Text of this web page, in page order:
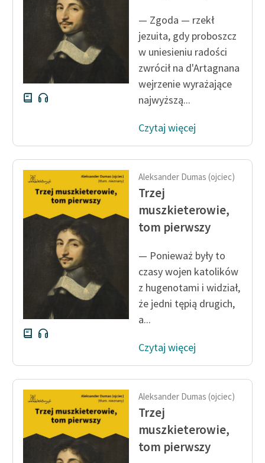
— Zgoda — rzekł
jezuita, gdy proboszcz
w uniesieniu radości
zwrócił na d'Artagnana
wejrzenie wyrażające
najwyższą...
Czytaj więcej
Aleksander Dumas (ojciec)
Trzej
muszkieterowie,
tom pierwszy
— Ponieważ były to
czasy wojen katolików
z hugenotami i widział,
że jedni tępią drugich,
a...
Czytaj więcej
Aleksander Dumas (ojciec)
Trzej
muszkieterowie,
tom pierwszy